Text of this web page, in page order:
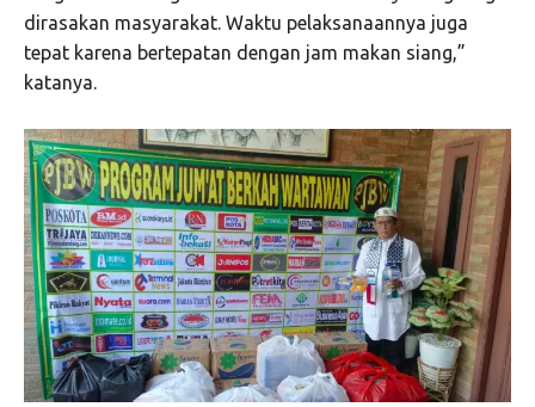
dirasakan masyarakat. Waktu pelaksanaannya juga
tepat karena bertepatan dengan jam makan siang,”
katanya.